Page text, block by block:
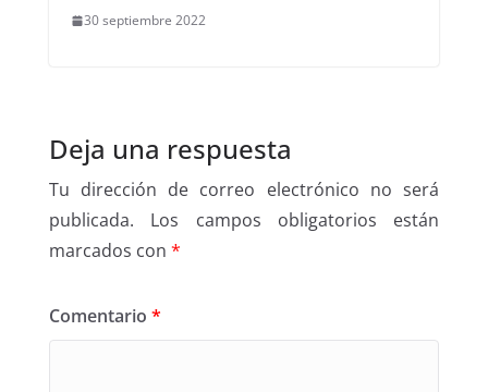
30 septiembre 2022
Deja una respuesta
Tu dirección de correo electrónico no será
publicada.
Los campos obligatorios están
marcados con *
Comentario *